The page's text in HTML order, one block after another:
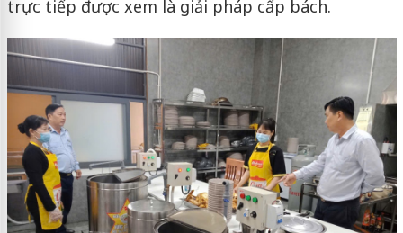
trực tiếp được xem là giải pháp cấp bách.